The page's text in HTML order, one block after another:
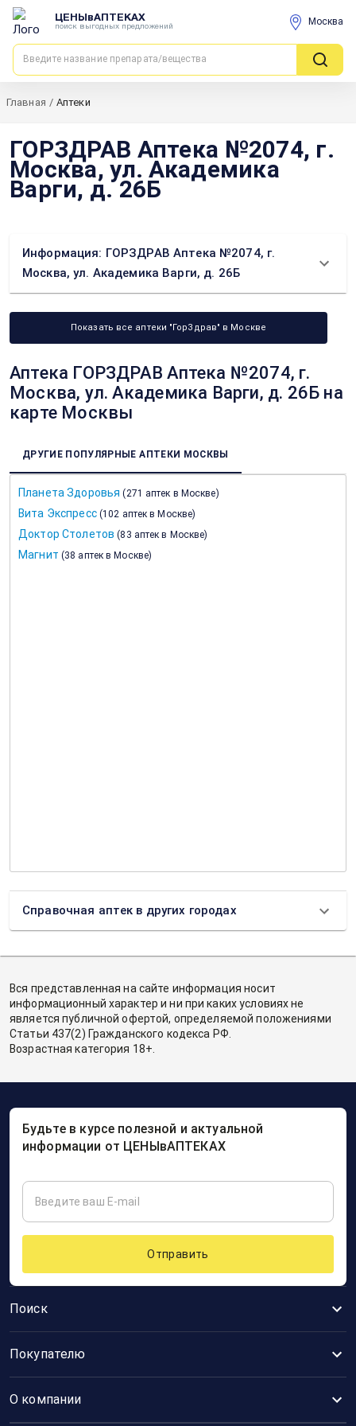
ЦЕНЫвАПТЕКАХ
поиск выгодных предложений Москва
Главная / Аптеки
ГОРЗДРАВ Аптека №2074, г.
Москва, ул. Академика
Варги, д. 26Б
Информация: ГОРЗДРАВ Аптека №2074, г.
Москва, ул. Академика Варги, д. 26Б
Показать все аптеки "ГорЗдрав" в Москве
Аптека ГОРЗДРАВ Аптека №2074, г.
Москва, ул. Академика Варги, д. 26Б на
карте Москвы
ДРУГИЕ ПОПУЛЯРНЫЕ АПТЕКИ МОСКВЫ
Планета Здоровья (271 аптек в Москве)
Вита Экспресс (102 аптек в Москве)
Доктор Столетов (83 аптек в Москве)
Магнит (38 аптек в Москве)
Справочная аптек в других городах
Вся представленная на сайте информация носит
информационный характер и ни при каких условиях не
является публичной офертой, определяемой положениями
Статьи 437(2) Гражданского кодекса РФ.
Возрастная категория 18+.
Поиск
Покупателю
О компании
Будьте в курсе полезной и актуальной
информации от ЦЕНЫвАПТЕКАХ
Отправить